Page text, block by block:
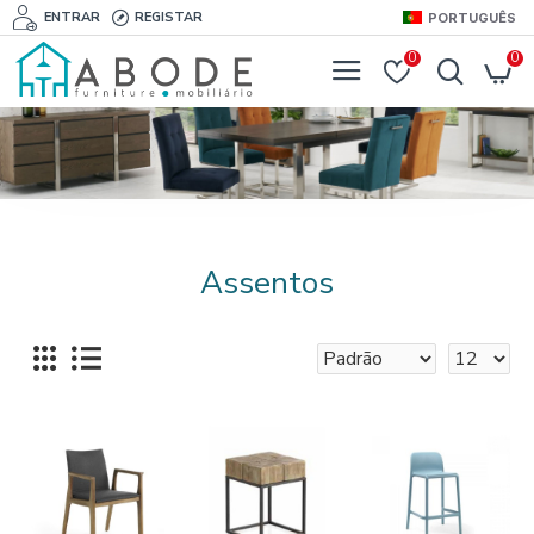
ENTRAR REGISTAR PORTUGUÊS
0 0
Assentos